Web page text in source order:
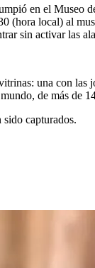
en el
(hora local) al
sin activar las
una con
de más de
capturados.